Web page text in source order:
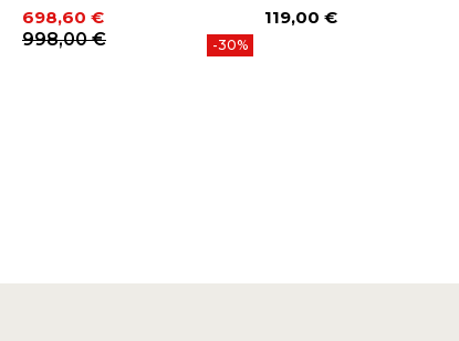
Prix
698,60 €
Prix de base
998,00 € -30%
Prix
119,00 €